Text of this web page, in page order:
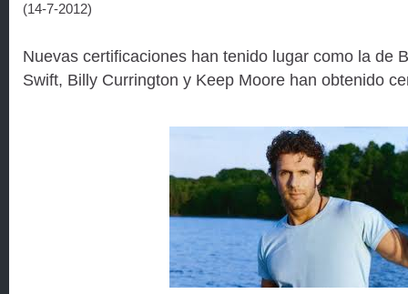
(14-7-2012)
Nuevas certificaciones han tenido lugar como la de
Swift, Billy Currington y Keep Moore han obtenido